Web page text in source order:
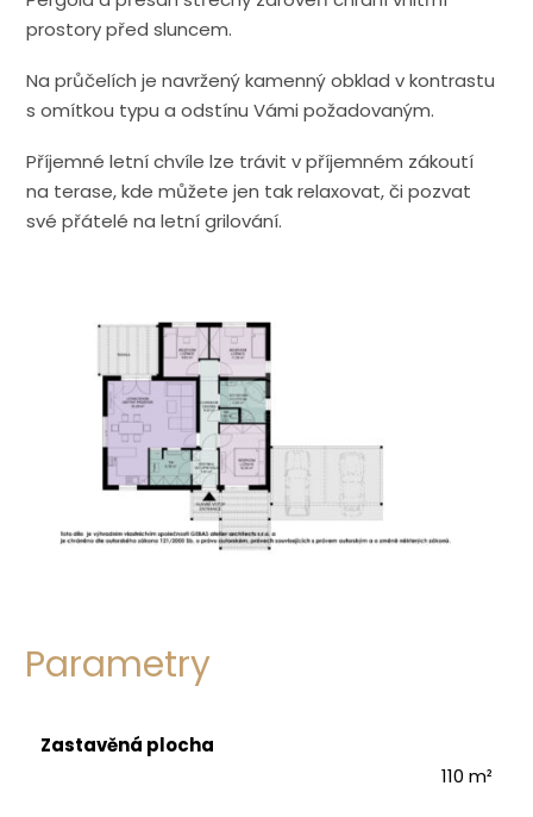
prostory před sluncem.
Na průčelích je navržený kamenný obklad v kontrastu
s omítkou typu a odstínu Vámi požadovaným.
Příjemné letní chvíle lze trávit v příjemném zákoutí
na terase, kde můžete jen tak relaxovat, či pozvat
své přátelé na letní grilování.
Parametry
Zastavěná plocha
110 m²